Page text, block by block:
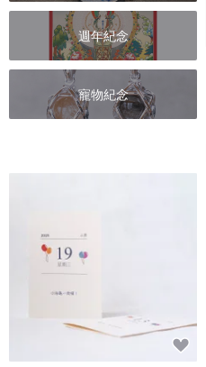
週年紀念
寵物紀念